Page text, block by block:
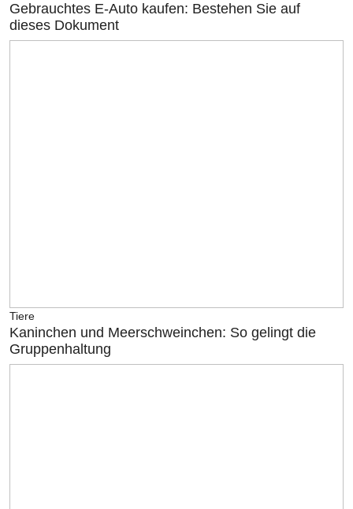
Gebrauchtes E-Auto kaufen: Bestehen Sie auf
dieses Dokument
Tiere
Kaninchen und Meerschweinchen: So gelingt die
Gruppenhaltung